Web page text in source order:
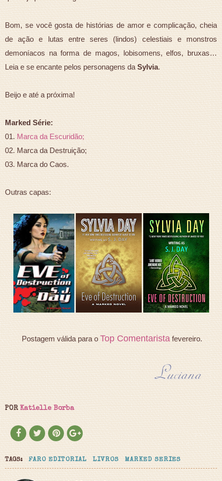
Bom, se você gosta de histórias de amor e complicação, cheia
de ação e lutas entre seres (lindos) celestiais e monstros
demoníacos na forma de magos, lobisomens, elfos, bruxas…
Leia e se encante pelos personagens da Sylvia.
Beijo e até a próxima!
Marked Série:
01. Marca da Escuridão;
02. Marca da Destruição;
03. Marca do Caos.
Outras capas:
Postagem válida para oTop Comentaristafevereiro.
POR Katielle Borba
TAGS: FARO EDITORIAL LIVROS MARKED SERIES